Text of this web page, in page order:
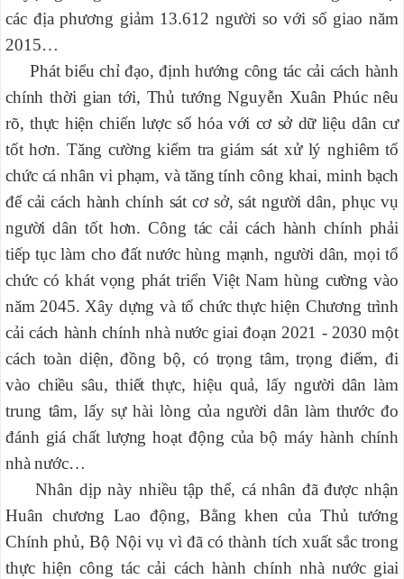
các địa phương giảm 13.612 người so với số giao năm
2015…
Phát biểu chỉ đạo, định hướng công tác cải cách hành
chính thời gian tới, Thủ tướng Nguyễn Xuân Phúc nêu
rõ, thực hiện chiến lược số hóa với cơ sở dữ liệu dân cư
tốt hơn. Tăng cường kiểm tra giám sát xử lý nghiêm tổ
chức cá nhân vi phạm, và tăng tính công khai, minh bạch
để cải cách hành chính sát cơ sở, sát người dân, phục vụ
người dân tốt hơn. Công tác cải cách hành chính phải
tiếp tục làm cho đất nước hùng mạnh, người dân, mọi tổ
chức có khát vọng phát triển Việt Nam hùng cường vào
năm 2045. Xây dựng và tổ chức thực hiện Chương trình
cải cách hành chính nhà nước giai đoạn 2021 - 2030 một
cách toàn diện, đồng bộ, có trọng tâm, trọng điểm, đi
vào chiều sâu, thiết thực, hiệu quả, lấy người dân làm
trung tâm, lấy sự hài lòng của người dân làm thước đo
đánh giá chất lượng hoạt động của bộ máy hành chính
nhà nước…
Nhân dịp này nhiều tập thể, cá nhân đã được nhận
Huân chương Lao động, Bằng khen của Thủ tướng
Chính phủ, Bộ Nội vụ vì đã có thành tích xuất sắc trong
thực hiện công tác cải cách hành chính nhà nước giai